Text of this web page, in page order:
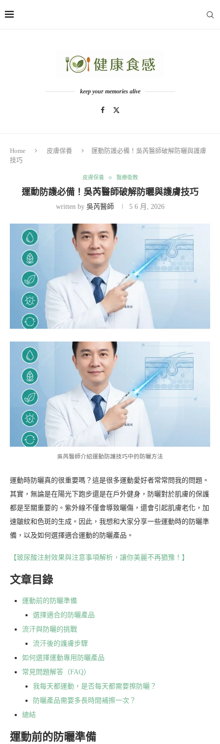
keep your memories alive
Home 皮膚保養
運動防護必備！吳芮醫師破解防曬與護膚
技巧
皮膚保養 醫療衛教
運動防護必備！吳芮醫師破解防曬與護膚技巧
written by 吳芮醫師 5 6 月, 2026
吳芮醫師介紹運動防護技巧中的防曬方法
運動時防曬真的很重要嗎？這是很多運動愛好者常常問我的問題。
其實，無論是在陽光下跑步還是在戶外健身，防曬對於肌膚的保護
都是至關重要的。紫外線不僅會導致曬傷，還會引起肌膚老化，加
速皺紋和色斑的生成。因此，我想和大家分享一些運動時的防曬準
備，以及如何選擇適合運動的防曬產品。
【玻尿酸注射效果與注意事項解析，讓你美麗不再猶豫！】
文章目錄
運動前的防曬準備
選擇適合的防曬產品
流汗與防曬的挑戰
流汗後的護膚步驟
如何選擇運動專用防曬產品
常見問題解答（FAQ）
我每天都運動，是否每天都需要擦防曬？
防曬產品需要多長時間補擦一次？
總結
運動前的防曬準備